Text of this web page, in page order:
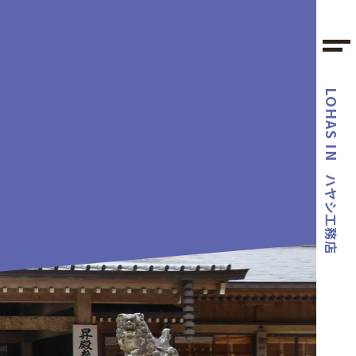
LOHAS IN
ハヤシ工務店